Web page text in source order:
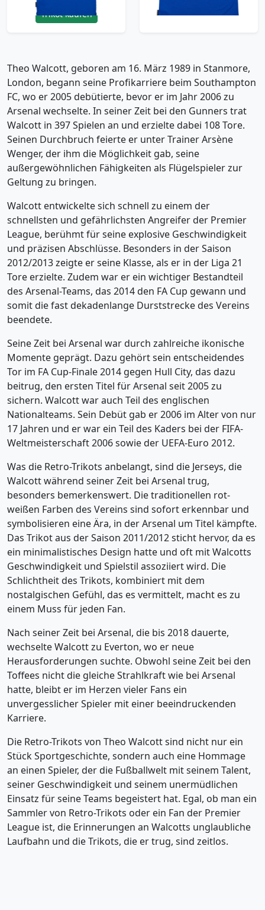
Trikot kaufen
Theo Walcott, geboren am 16. März 1989 in Stanmore,
London, begann seine Profikarriere beim Southampton
FC, wo er 2005 debütierte, bevor er im Jahr 2006 zu
Arsenal wechselte. In seiner Zeit bei den Gunners trat
Walcott in 397 Spielen an und erzielte dabei 108 Tore.
Seinen Durchbruch feierte er unter Trainer Arsène
Wenger, der ihm die Möglichkeit gab, seine
außergewöhnlichen Fähigkeiten als Flügelspieler zur
Geltung zu bringen.
Walcott entwickelte sich schnell zu einem der
schnellsten und gefährlichsten Angreifer der Premier
League, berühmt für seine explosive Geschwindigkeit
und präzisen Abschlüsse. Besonders in der Saison
2012/2013 zeigte er seine Klasse, als er in der Liga 21
Tore erzielte. Zudem war er ein wichtiger Bestandteil
des Arsenal-Teams, das 2014 den FA Cup gewann und
somit die fast dekadenlange Durststrecke des Vereins
beendete.
Seine Zeit bei Arsenal war durch zahlreiche ikonische
Momente geprägt. Dazu gehört sein entscheidendes
Tor im FA Cup-Finale 2014 gegen Hull City, das dazu
beitrug, den ersten Titel für Arsenal seit 2005 zu
sichern. Walcott war auch Teil des englischen
Nationalteams. Sein Debüt gab er 2006 im Alter von nur
17 Jahren und er war ein Teil des Kaders bei der FIFA-
Weltmeisterschaft 2006 sowie der UEFA-Euro 2012.
Was die Retro-Trikots anbelangt, sind die Jerseys, die
Walcott während seiner Zeit bei Arsenal trug,
besonders bemerkenswert. Die traditionellen rot-
weißen Farben des Vereins sind sofort erkennbar und
symbolisieren eine Ära, in der Arsenal um Titel kämpfte.
Das Trikot aus der Saison 2011/2012 sticht hervor, da es
ein minimalistisches Design hatte und oft mit Walcotts
Geschwindigkeit und Spielstil assoziiert wird. Die
Schlichtheit des Trikots, kombiniert mit dem
nostalgischen Gefühl, das es vermittelt, macht es zu
einem Muss für jeden Fan.
Nach seiner Zeit bei Arsenal, die bis 2018 dauerte,
wechselte Walcott zu Everton, wo er neue
Herausforderungen suchte. Obwohl seine Zeit bei den
Toffees nicht die gleiche Strahlkraft wie bei Arsenal
hatte, bleibt er im Herzen vieler Fans ein
unvergesslicher Spieler mit einer beeindruckenden
Karriere.
Die Retro-Trikots von Theo Walcott sind nicht nur ein
Stück Sportgeschichte, sondern auch eine Hommage
an einen Spieler, der die Fußballwelt mit seinem Talent,
seiner Geschwindigkeit und seinem unermüdlichen
Einsatz für seine Teams begeistert hat. Egal, ob man ein
Sammler von Retro-Trikots oder ein Fan der Premier
League ist, die Erinnerungen an Walcotts unglaubliche
Laufbahn und die Trikots, die er trug, sind zeitlos.